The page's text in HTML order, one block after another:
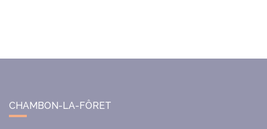
CHAMBON-LA-FÔRET